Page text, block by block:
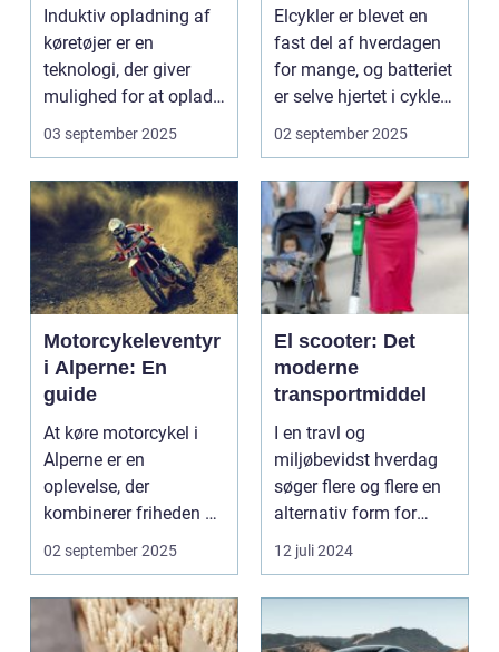
Induktiv opladning af
køretøjer er en
teknologi, der giver
mulighed for at oplade
uden...
03 september 2025
Elcykler er blevet en
fast del af hverdagen
for mange, og batteriet
er selve hjertet i cyklen.
Et go...
02 september 2025
Motorcykeleventyr
i Alperne: En
guide
At køre motorcykel i
Alperne er en
oplevelse, der
kombinerer friheden på
to hjul med no...
02 september 2025
El scooter: Det
moderne
transportmiddel
I en travl og
miljøbevidst hverdag
søger flere og flere en
alternativ form for
transport. El scooter...
12 juli 2024